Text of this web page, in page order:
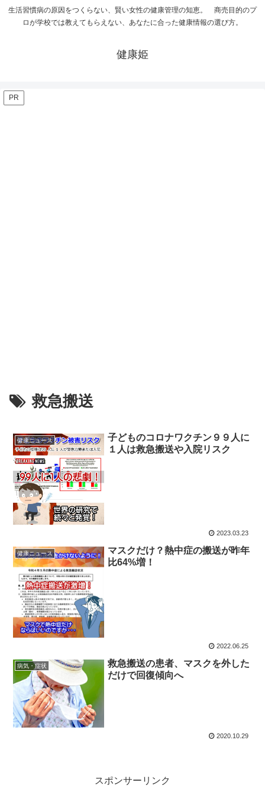
生活習慣病の原因をつくらない、賢い女性の健康管理の知恵。 商売目的のプ
ロが学校では教えてもらえない、あなたに合った健康情報の選び方。
健康姫
PR
救急搬送
健康ニュース
子どものコロナワクチン９９人に
１人は救急搬送や入院リスク
2023.03.23
健康ニュース
マスクだけ？熱中症の搬送が昨年
比64%増！
2022.06.25
病気・症状
救急搬送の患者、マスクを外した
だけで回復傾向へ
2020.10.29
スポンサーリンク